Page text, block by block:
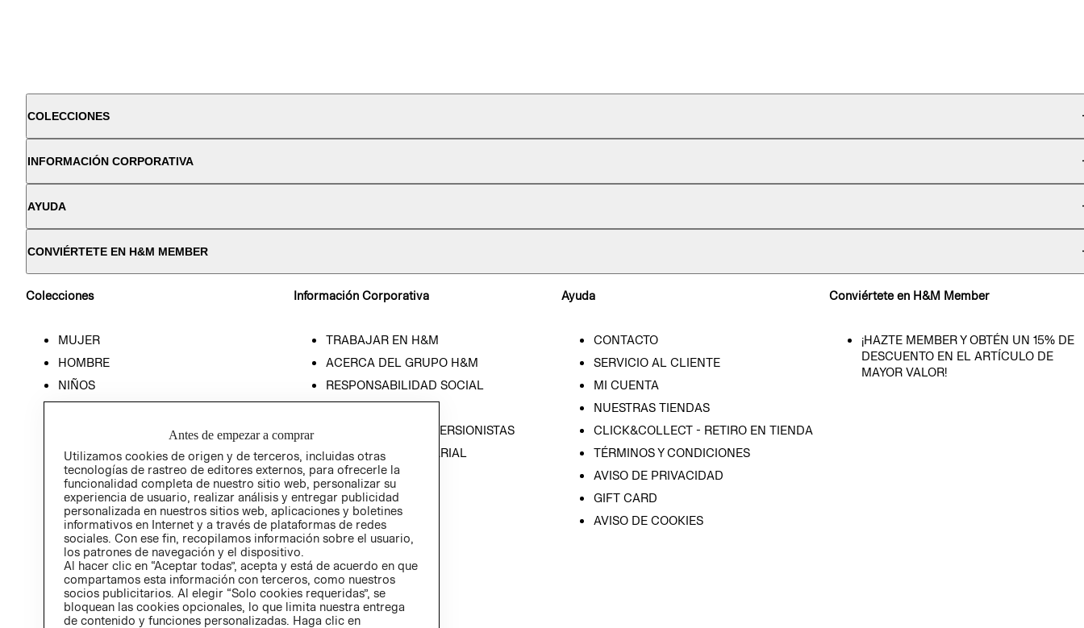
COLECCIONES
INFORMACIÓN CORPORATIVA
AYUDA
CONVIÉRTETE EN H&M MEMBER
Colecciones
MUJER
HOMBRE
NIÑOS
Información Corporativa
TRABAJAR EN H&M
ACERCA DEL GRUPO H&M
RESPONSABILIDAD SOCIAL
RELACIÓN CON INVERSIONISTAS
POLÍTICA EMPRESARIAL
Ayuda
CONTACTO
SERVICIO AL CLIENTE
MI CUENTA
NUESTRAS TIENDAS
CLICK&COLLECT - RETIRO EN TIENDA
TÉRMINOS Y CONDICIONES
AVISO DE PRIVACIDAD
GIFT CARD
AVISO DE COOKIES
Conviértete en H&M Member
¡HAZTE MEMBER Y OBTÉN UN 15% DE
DESCUENTO EN EL ARTÍCULO DE
MAYOR VALOR!
Antes de empezar a comprar
Utilizamos cookies de origen y de terceros, incluidas otras
tecnologías de rastreo de editores externos, para ofrecerle la
funcionalidad completa de nuestro sitio web, personalizar su
experiencia de usuario, realizar análisis y entregar publicidad
personalizada en nuestros sitios web, aplicaciones y boletines
informativos en Internet y a través de plataformas de redes
sociales. Con ese fin, recopilamos información sobre el usuario,
los patrones de navegación y el dispositivo.
Al hacer clic en “Aceptar todas”, acepta y está de acuerdo en que
compartamos esta información con terceros, como nuestros
socios publicitarios. Al elegir “Solo cookies requeridas”, se
bloquean las cookies opcionales, lo que limita nuestra entrega
de contenido y funciones personalizadas. Haga clic en